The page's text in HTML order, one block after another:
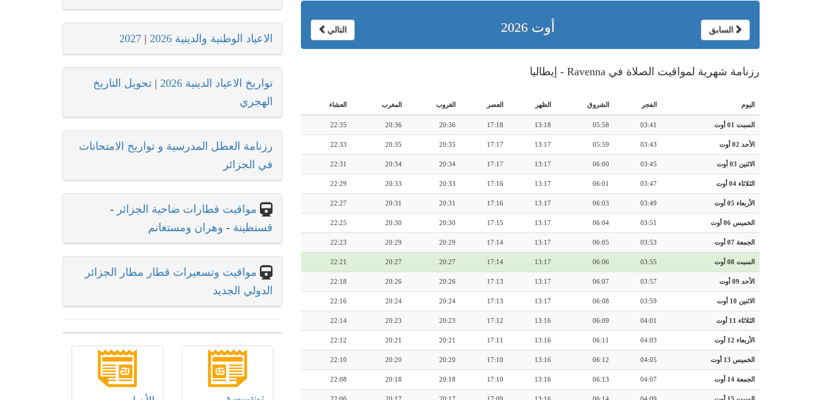
السابق أوت 2026 التالي
رزنامة شهرية لمواقيت الصلاة في Ravenna - إيطاليا
اليوم الفجر الشروق الظهر العصر الغروب المغرب العشاء
السبت 01 أوت 03:41
05:58
13:18
17:18
20:36
20:36
22:35
الأحد 02 أوت 03:43
05:59
13:17
17:17
20:35
20:35
22:33
الاثنين 03 أوت 03:45
06:00
13:17
17:17
20:34
20:34
22:31
الثلاثاء 04 أوت 03:47
06:01
13:17
17:16
20:33
20:33
22:29
الأربعاء 05 أوت 03:49
06:03
13:17
17:16
20:31
20:31
22:27
الخميس 06 أوت 03:51
06:04
13:17
17:15
20:30
20:30
22:25
الجمعة 07 أوت 03:53
06:05
13:17
17:14
20:29
20:29
22:23
السبت 08 أوت 03:55
06:06
13:17
17:14
20:27
20:27
22:21
الأحد 09 أوت 03:57
06:07
13:17
17:13
20:26
20:26
22:18
الاثنين 10 أوت 03:59
06:08
13:17
17:13
20:24
20:24
22:16
الثلاثاء 11 أوت 04:01
06:09
13:16
17:12
20:23
20:23
22:14
الأربعاء 12 أوت 04:03
06:11
13:16
17:11
20:21
20:21
22:12
الخميس 13 أوت 04:05
06:12
13:16
17:10
20:20
20:20
22:10
الجمعة 14 أوت 04:07
06:13
13:16
17:10
20:18
20:18
22:08
الاعياد الوطنية والدينية 2026 |
2027
تواريخ الاعياد الدينية 2026 | تحويل التاريخ
الهجري
رزنامة العطل المدرسية و تواريخ الامتحانات
في الجزائر
مواقيت قطارات ضاحية الجزائر -
قسنطينة - وهران ومستغانم
مواقيت وتسعيرات قطار مطار الجزائر
الدولي الجديد